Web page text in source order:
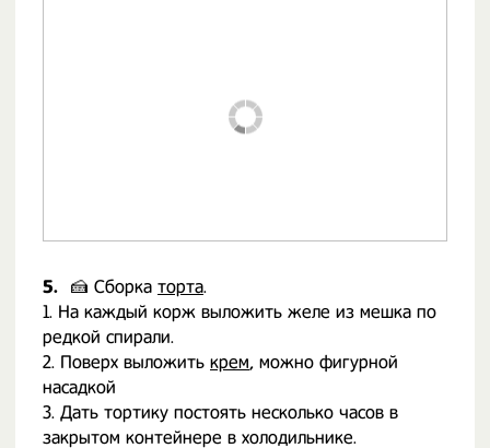
5. 🍰 Сборка торта.
1. На каждый корж выложить желе из мешка по
редкой спирали.
2. Поверх выложить крем, можно фигурной
насадкой
3. Дать тортику постоять несколько часов в
закрытом контейнере в холодильнике.